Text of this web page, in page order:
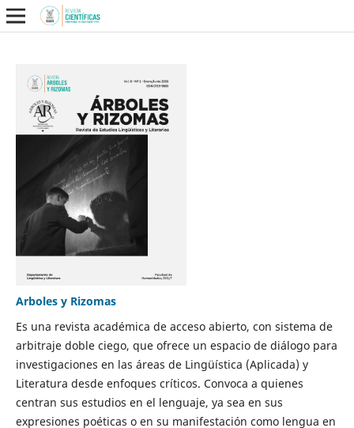
Arboles y Rizomas
Es una revista académica de acceso abierto, con sistema de
arbitraje doble ciego, que ofrece un espacio de diálogo para
investigaciones en las áreas de Lingüística (Aplicada) y
Literatura desde enfoques críticos. Convoca a quienes
centran sus estudios en el lenguaje, ya sea en sus
expresiones poéticas o en su manifestación como lengua en